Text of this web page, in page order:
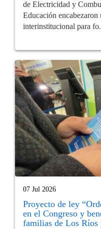
de Electricidad y
Educación encabezaron
interinstitucional para
07 Jul 2026
Proyecto de ley
en el Congreso y
familias de Los Ríos